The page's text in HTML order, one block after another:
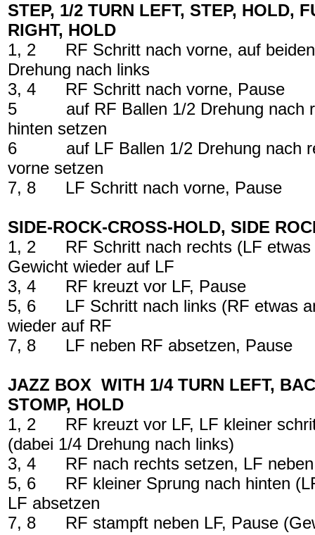
STEP, 1/2 TURN LEFT, STEP, HOLD,
RIGHT, HOLD
1, 2
RF Schritt nach vorne, auf
Drehung nach links
3, 4
RF Schritt nach vorne, Pause
5
auf RF Ballen 1/2 Drehung nach
hinten setzen
6
auf LF Ballen 1/2 Drehung nach
vorne setzen
7, 8
LF Schritt nach vorne, Pause
SIDE-ROCK-CROSS-HOLD, SIDE
1, 2
RF Schritt nach rechts (LF
Gewicht wieder auf LF
3, 4
RF kreuzt vor LF, Pause
5, 6
LF Schritt nach links (RF etwas
wieder auf RF
7, 8
LF neben RF absetzen, Pause
JAZZ BOX WITH 1/4 TURN LEFT,
STOMP, HOLD
1, 2
RF kreuzt vor LF, LF kleiner
(dabei 1/4 Drehung nach links)
3, 4
RF nach rechts setzen, LF
5, 6
RF kleiner Sprung nach hinten
LF absetzen
7, 8
RF stampft neben LF, Pause